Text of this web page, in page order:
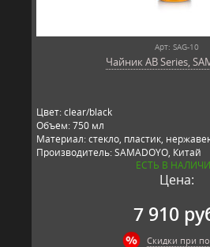
Арт: SAG-10
Чайник AB Series,
Цвет: clear/black
Объем: 750 мл
Материал: стекло, пластик,
Производитель: SAMADOYO, Китай
ЕСТЬ В
Цена:
7 910
Скидки при